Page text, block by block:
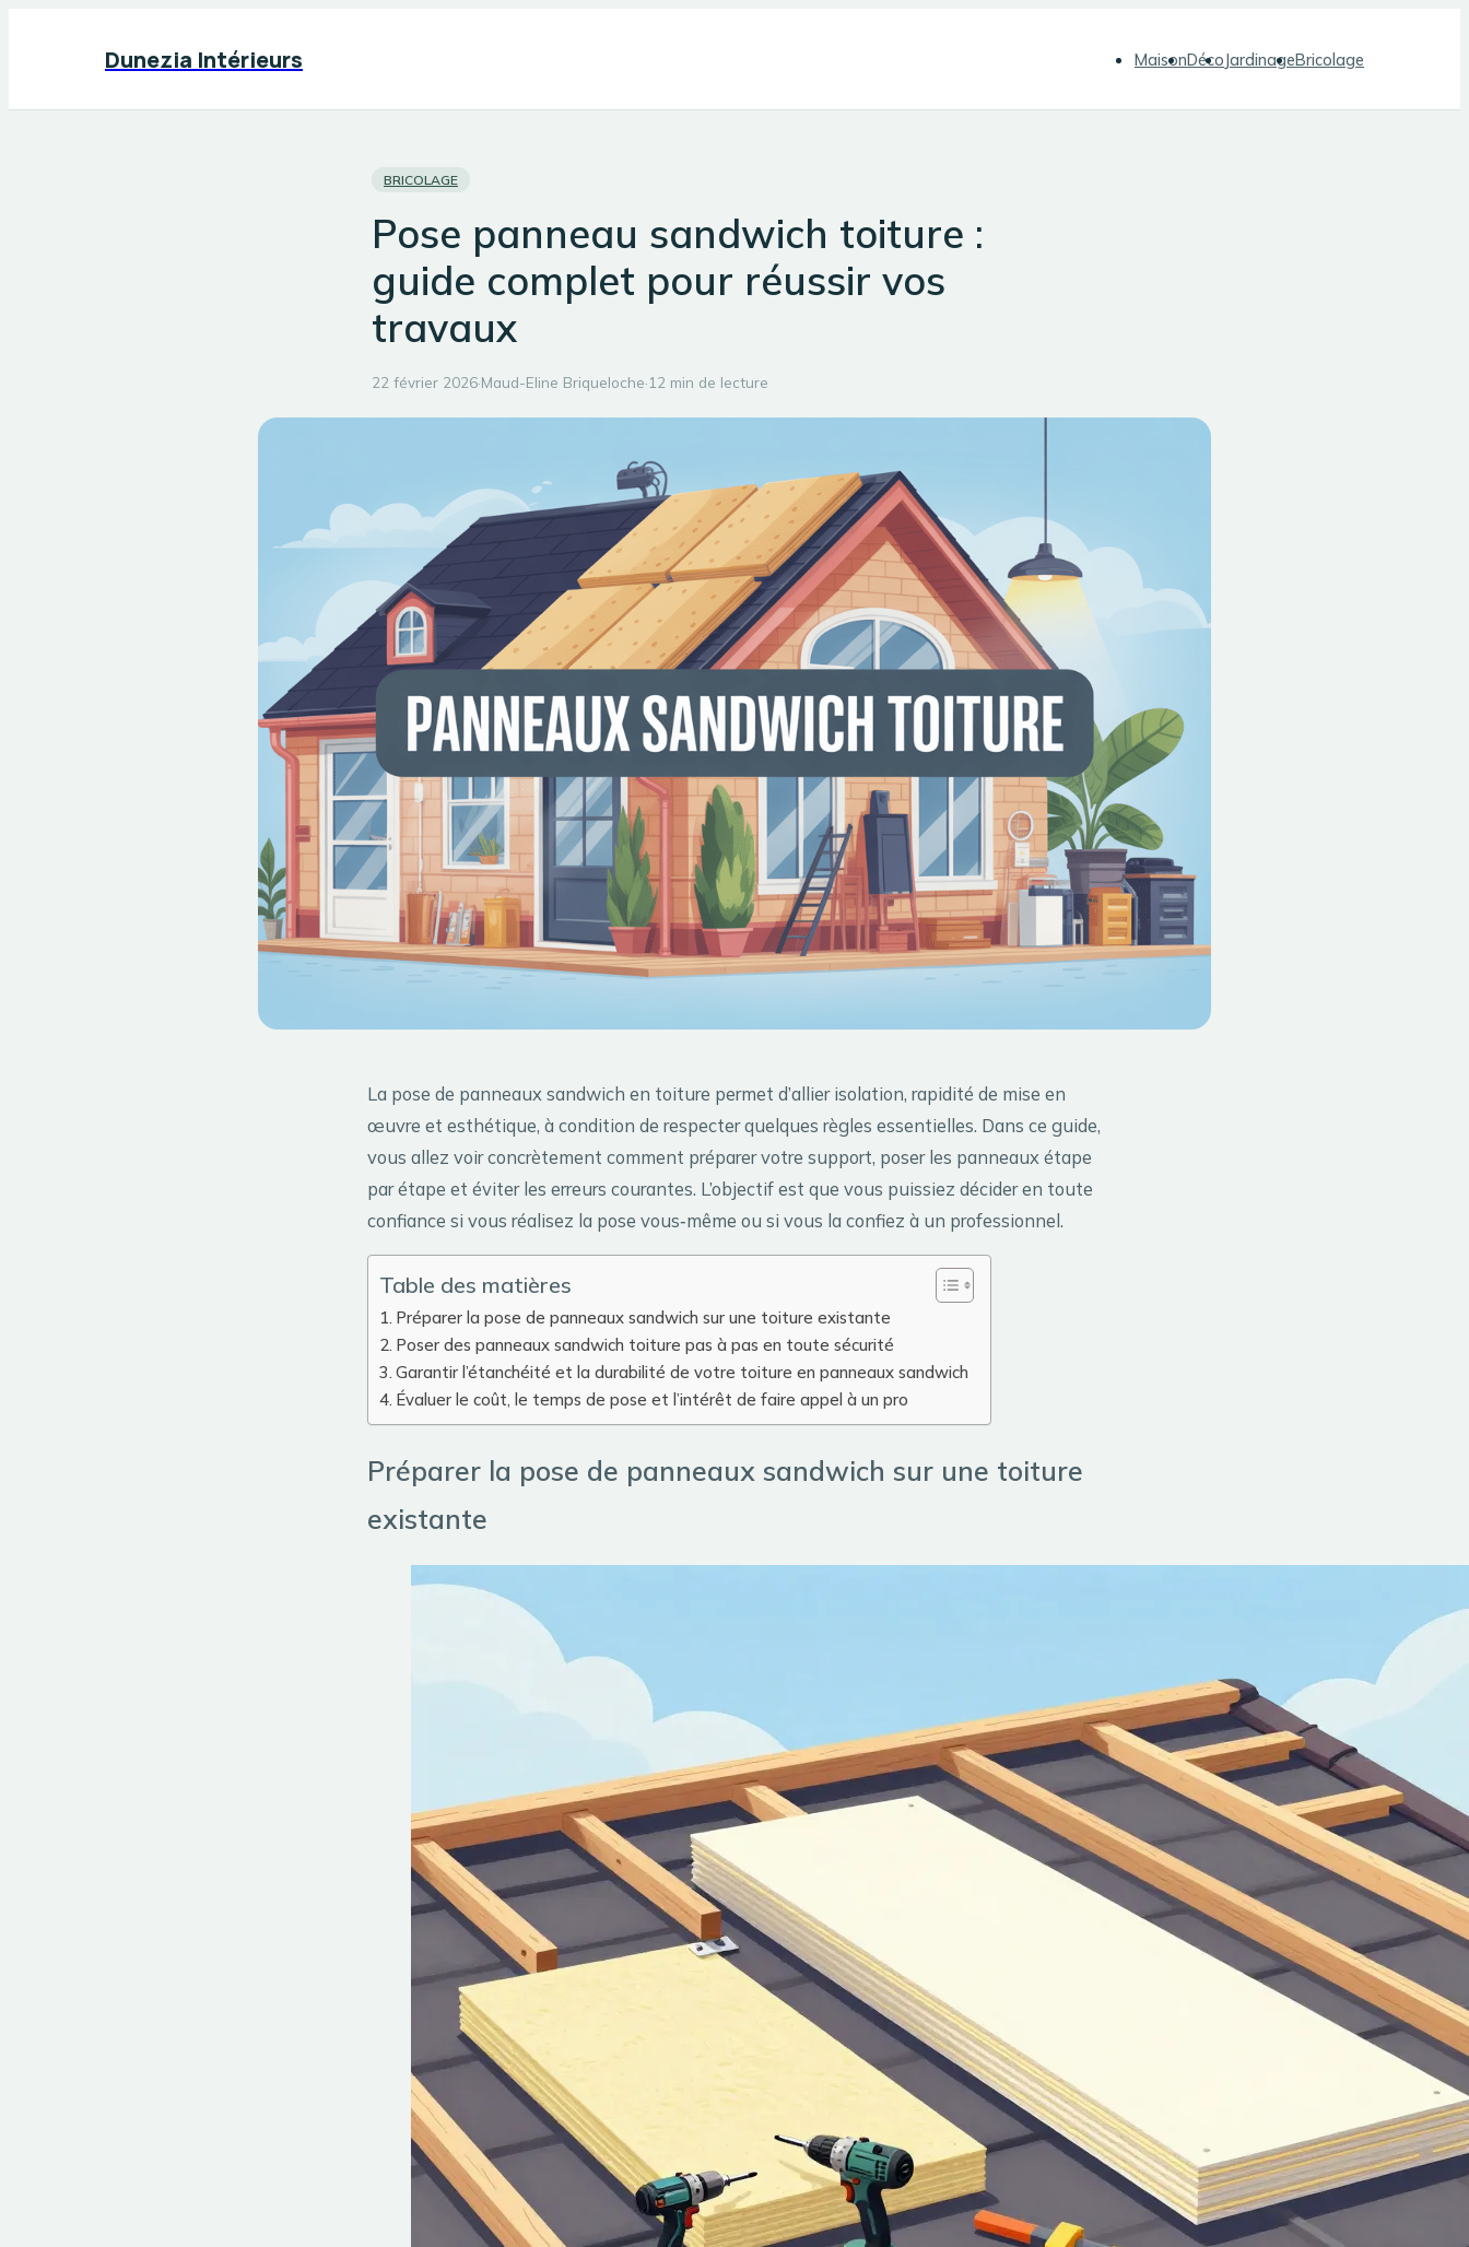
Dunezia Intérieurs MaisonDécoJardinageBricolage
BRICOLAGE
Pose panneau sandwich toiture :
guide complet pour réussir vos
travaux
22 février 2026·Maud-Eline Briqueloche·12 min de lecture
La pose de panneaux sandwich en toiture permet d’allier isolation, rapidité de mise en
œuvre et esthétique, à condition de respecter quelques règles essentielles. Dans ce guide,
vous allez voir concrètement comment préparer votre support, poser les panneaux étape
par étape et éviter les erreurs courantes. L’objectif est que vous puissiez décider en toute
confiance si vous réalisez la pose vous‑même ou si vous la confiez à un professionnel.
Table des matières
Préparer la pose de panneaux sandwich sur une toiture existante
Poser des panneaux sandwich toiture pas à pas en toute sécurité
Garantir l’étanchéité et la durabilité de votre toiture en panneaux sandwich
Évaluer le coût, le temps de pose et l’intérêt de faire appel à un pro
Préparer la pose de panneaux sandwich sur une toiture
existante